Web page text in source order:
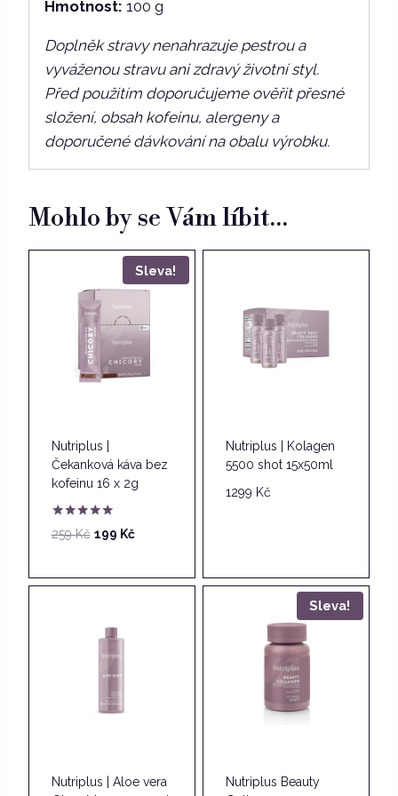
Hmotnost: 100 g
Doplněk stravy nenahrazuje pestrou a
vyváženou stravu ani zdravý životní styl.
Před použitím doporučujeme ověřit přesné
složení, obsah kofeinu, alergeny a
doporučené dávkování na obalu výrobku.
Mohlo by se Vám líbit…
Sleva!
Nutriplus |
Čekanková káva bez
kofeinu 16 x 2g
Hodnocení
5.00
259Kč Původní
199 KčAktuální
Nutriplus | Kolagen
5500 shot 15x50ml
1299 Kč
Nutriplus | Aloe vera
Sleva!
Nutriplus Beauty